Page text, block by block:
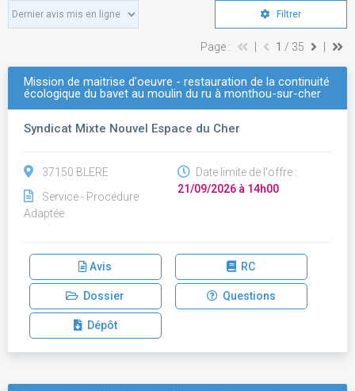
Filtrer
Page : 1 / 35
Mission de maitrise d'oeuvre - restauration de la continuité
écologique du bavet au moulin du ru à monthou-sur-cher
Syndicat Mixte Nouvel Espace du Cher
37150 BLERE
Service - Procédure
Adaptée
Date limite de l'offre :
21/09/2026 à 14h00
Avis RC
Dossier Questions
Dépôt